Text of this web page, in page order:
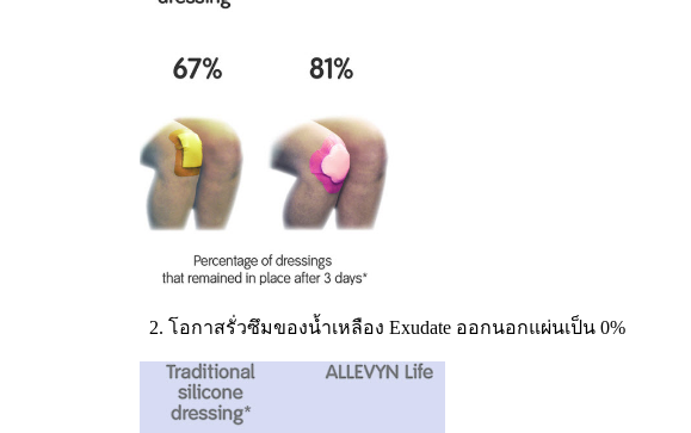
2. โอกาสรั่วซึมของน้ำเหลือง Exudate ออกนอกแผ่นเป็น 0%